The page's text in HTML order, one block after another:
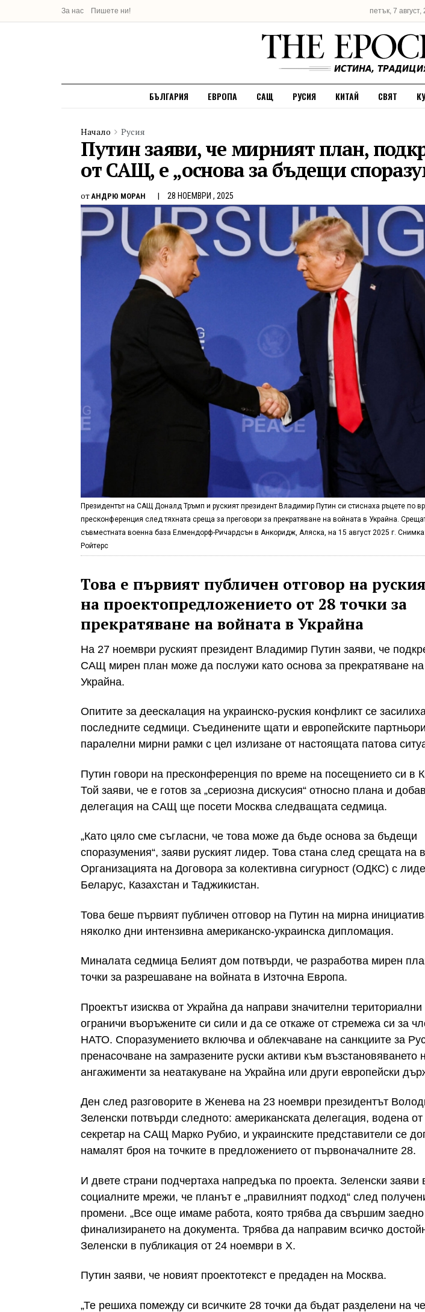
За нас Пишете ни! петък, 7 август,
БЪЛГАРИЯ ЕВРОПА САЩ РУСИЯ КИТАЙ СВЯТ
Начало Русия
Путин заяви, че мирният план,
от САЩ, е „основа за бъдещи
от АНДРЮ МОРАН 28 НОЕМВРИ , 2025
Президентът на САЩ Доналд Тръмп и руският президент Владимир Путин си стиснаха ръцете по
пресконференция след тяхната среща за преговори за прекратяване на войната в Украйна.
съвместната военна база Елмендорф-Ричардсън в Анкоридж, Аляска, на 15 август 2025 г.
Ройтерс
Това е първият публичен отговор на
на проектопредложението от 28 точки за
прекратяване на войната в Украйна
На 27 ноември руският президент Владимир Путин заяви, че
САЩ мирен план може да послужи като основа за прекратяване на
Украйна.
Опитите за деескалация на украинско-руския конфликт се
последните седмици. Съединените щати и европейските
паралелни мирни рамки с цел излизане от настоящата патова
Путин говори на пресконференция по време на посещението си в
Той заяви, че е готов за „сериозна дискусия“ относно плана и
делегация на САЩ ще посети Москва следващата седмица.
„Като цяло сме съгласни, че това може да бъде основа за бъдещи
споразумения“, заяви руският лидер. Това стана след срещата на
Организацията на Договора за колективна сигурност (ОДКС) с
Беларус, Казахстан и Таджикистан.
Това беше първият публичен отговор на Путин на мирна
няколко дни интензивна американско-украинска дипломация.
Миналата седмица Белият дом потвърди, че разработва мирен
точки за разрешаване на войната в Източна Европа.
Проектът изисква от Украйна да направи значителни териториални
ограничи въоръжените си сили и да се откаже от стремежа си за
НАТО. Споразумението включва и облекчаване на санкциите за
пренасочване на замразените руски активи към възстановяването
ангажименти за неатакуване на Украйна или други европейски
Ден след разговорите в Женева на 23 ноември президентът
Зеленски потвърди следното: американската делегация, водена
секретар на САЩ Марко Рубио, и украинските представители се
намалят броя на точките в предложението от първоначалните 28.
И двете страни подчертаха напредъка по проекта. Зеленски заяви
социалните мрежи, че планът е „правилният подход“ след
промени. „Все още имаме работа, която трябва да свършим заедно
финализирането на документа. Трябва да направим всичко
Зеленски в публикация от 24 ноември в X.
Путин заяви, че новият проектотекст е предаден на Москва.
„Те решиха помежду си всичките 28 точки да бъдат разделени на